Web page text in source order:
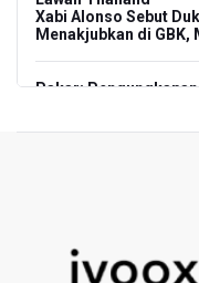
Xabi Alonso Sebut
Menakjubkan di GBK,
Pakar:
BPIP: Satu Siswa
Nasional